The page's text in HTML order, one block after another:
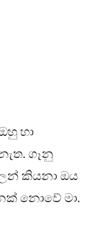
හා
ගෑනු
කියනා ඔය
නොවේ මා.